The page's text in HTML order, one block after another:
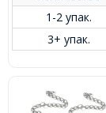
1-2 упак.
3+ упак.